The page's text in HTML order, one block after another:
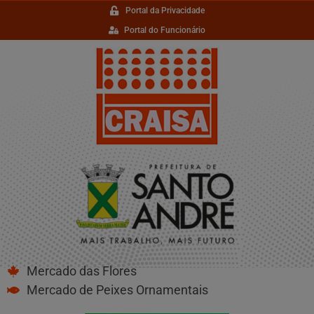
Portal da Privacidade
Portal do Funcionário
Mercado das Flores
Mercado de Peixes Ornamentais